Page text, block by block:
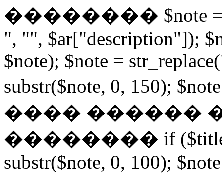
�������� $note =
", "", $ar["description"]);
$note); $note =
substr($note, 0, 150);
���� ������
�������� if
substr($note, 0, 100);